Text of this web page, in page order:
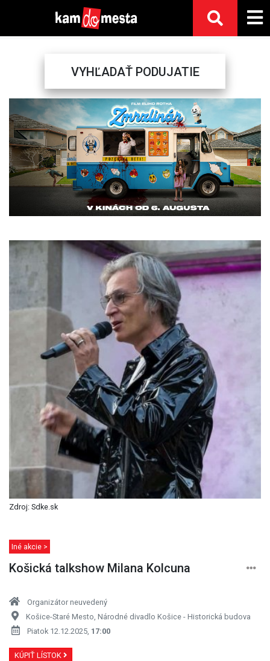
VYHĽADAŤ PODUJATIE
Previous Next
Zdroj: Sdke.sk
Iné akcie >
Košická talkshow Milana Kolcuna
Organizátor neuvedený
Košice-Staré Mesto, Národné divadlo Košice - Historická budova
Piatok 12.12.2025, 17:00
KÚPIŤ LÍSTOK